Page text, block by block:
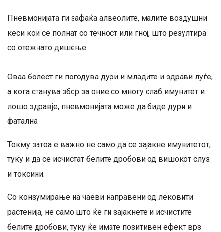
Пневмонијата ги зафаќа алвеолите, малите воздушни
кеси кои се полнат со течност или гној, што резултира
со отежнато дишење.
Оваа болест ги погодува дури и младите и здрави луѓе,
а кога станува збор за оние со многу слаб имунитет и
лошо здравје, пневмонијата може да биде дури и
фатална.
Токму затоа е важно не само да се зајакне имунитетот,
туку и да се исчистат белите дробови од вишокот слуз
и токсини.
Со конзумирање на чаеви направени од лековити
растенија, не само што ќе ги зајакнете и исчистите
белите дробови, туку ќе имате позитивен ефект врз